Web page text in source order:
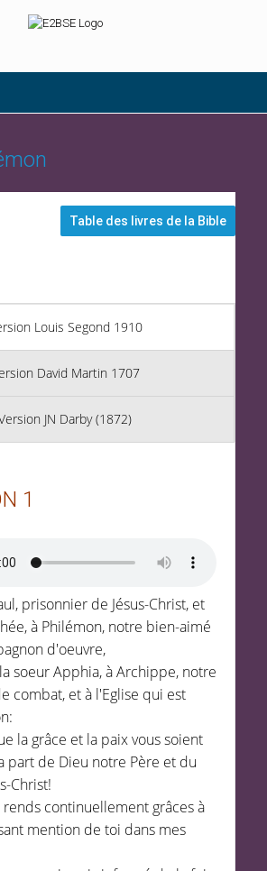
Table des livres de la Bible
Louis Segond 1910
David Martin 1707
JN Darby (1872)
1
prisonnier de Jésus-Christ, et
à Philémon, notre bien-aimé
d'oeuvre,
soeur Apphia, à Archippe, notre
combat, et à l'Eglise qui est
la grâce et la paix vous soient
part de Dieu notre Père et du
Christ!
rends continuellement grâces à
mention de toi dans mes